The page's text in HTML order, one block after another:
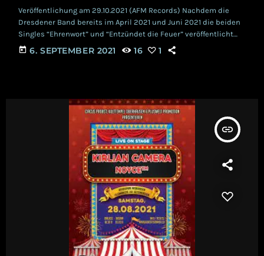
Veröffentlichung am 29.10.2021 (AFM Records) Nachdem die
Dresdener Band bereits im April 2021 und Juni 2021 die beiden
Singles “Ehrenwort” und “Entzündet die Feuer” veröffentlicht
haben, lieferten die Violin- Rocker ihren Fans im August einen
weiteren Vorgeschmack auf das neue Album “Ehrenwort”,
Rohstoffknappheit von Polyvinylchlorid (PVC) und der Tatsache,
dass die Musiker sich gemeinsam mit ihrem […]
today 6. SEPTEMBER 2021 16 1
insert_link